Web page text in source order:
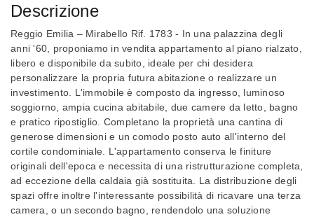
Descrizione
Reggio Emilia – Mirabello Rif. 1783 - In una palazzina degli
anni '60, proponiamo in vendita appartamento al piano rialzato,
libero e disponibile da subito, ideale per chi desidera
personalizzare la propria futura abitazione o realizzare un
investimento. L'immobile è composto da ingresso, luminoso
soggiorno, ampia cucina abitabile, due camere da letto, bagno
e pratico ripostiglio. Completano la proprietà una cantina di
generose dimensioni e un comodo posto auto all'interno del
cortile condominiale. L'appartamento conserva le finiture
originali dell'epoca e necessita di una ristrutturazione completa,
ad eccezione della caldaia già sostituita. La distribuzione degli
spazi offre inoltre l'interessante possibilità di ricavare una terza
camera, o un secondo bagno, rendendolo una soluzione